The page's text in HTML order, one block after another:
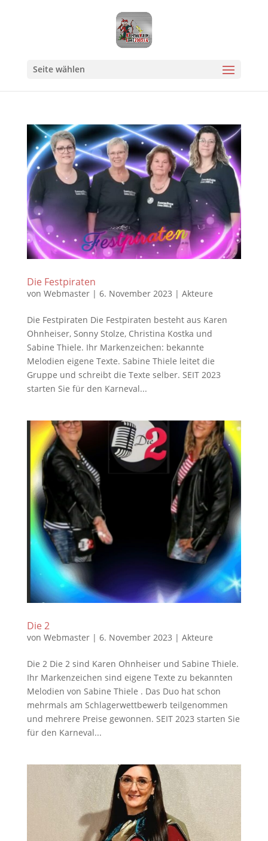
Seite wählen
Die Festpiraten
von Webmaster| 6. November 2023 | Akteure
Die Festpiraten Die Festpiraten besteht aus Karen
Ohnheiser, Sonny Stolze, Christina Kostka und
Sabine Thiele. Ihr Markenzeichen: bekannte
Melodien eigene Texte. Sabine Thiele leitet die
Gruppe und schreibt die Texte selber. SEIT 2023
starten Sie für den Karneval...
Die 2
von Webmaster| 6. November 2023 | Akteure
Die 2 Die 2 sind Karen Ohnheiser und Sabine Thiele.
Ihr Markenzeichen sind eigene Texte zu bekannten
Melodien von Sabine Thiele . Das Duo hat schon
mehrmals am Schlagerwettbewerb teilgenommen
und mehrere Preise gewonnen. SEIT 2023 starten Sie
für den Karneval...